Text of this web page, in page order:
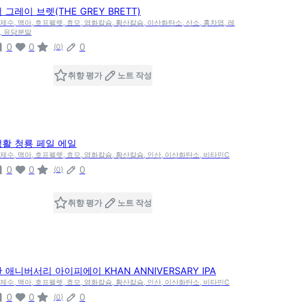
그레이 브렛(THE GREY BRETT)
수, 맥아, 호프펠렛, 효모, 염화칼슘, 황산칼슘, 이산화탄소, 산소, 홍차엽, 레
유당분말
0 0 (0) 0
취향 평가 노트 작성
활 청룡 페일 에일
수, 맥아, 호프펠렛, 효모, 염화칼슘, 황산칼슘, 인산, 이산화탄소, 비타민C
0 0 (0) 0
취향 평가 노트 작성
애니버서리 아이피에이 KHAN ANNIVERSARY IPA
수, 맥아, 호프펠렛, 효모, 염화칼슘, 황산칼슘, 인산, 이산화탄소, 비타민C
0 0 (0) 0